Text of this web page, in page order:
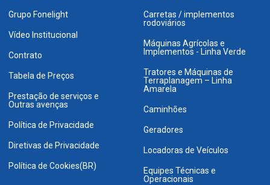
Grupo Fonelight
Vídeo Institucional
Contrato
Tabela de Preços
Prestação de serviços e
Outras avenças
Política de Privacidade
Diretivas de Privacidade
Política de Cookies(BR)
Carretas / implementos
rodoviários
Máquinas Agrícolas e
Implementos - Linha Verde
Tratores e Máquinas de
Terraplanagem – Linha
Amarela
Caminhões
Geradores
Locadoras de Veículos
Equipes Técnicas e
Operacionais